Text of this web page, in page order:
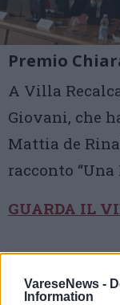
VareseNews -
Information
Premio
A Villa
Giovani, che
Mattia de
racconto
GUARDA IL
TAG
premio